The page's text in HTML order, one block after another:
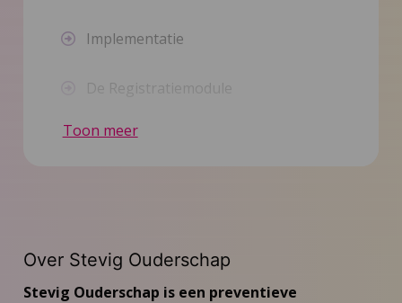
Implementatie
De Registratiemodule
Landelijke dekking
Inspiratie
Toon meer
Over Stevig Ouderschap
Stevig Ouderschap is een preventieve